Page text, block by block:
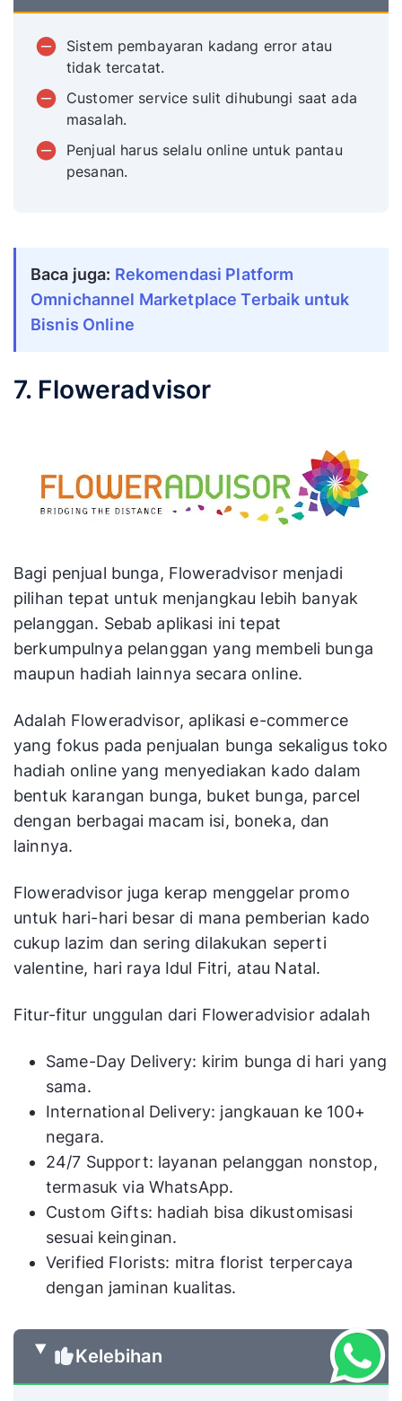
Sistem pembayaran kadang error atau
tidak tercatat.
Customer service sulit dihubungi saat ada
masalah.
Penjual harus selalu online untuk pantau
pesanan.
Baca juga: Rekomendasi Platform
Omnichannel Marketplace Terbaik untuk
Bisnis Online
7. Floweradvisor
Bagi penjual bunga, Floweradvisor menjadi
pilihan tepat untuk menjangkau lebih banyak
pelanggan. Sebab aplikasi ini tepat
berkumpulnya pelanggan yang membeli bunga
maupun hadiah lainnya secara online.
Adalah Floweradvisor, aplikasi e-commerce
yang fokus pada penjualan bunga sekaligus toko
hadiah online yang menyediakan kado dalam
bentuk karangan bunga, buket bunga, parcel
dengan berbagai macam isi, boneka, dan
lainnya.
Floweradvisor juga kerap menggelar promo
untuk hari-hari besar di mana pemberian kado
cukup lazim dan sering dilakukan seperti
valentine, hari raya Idul Fitri, atau Natal.
Fitur-fitur unggulan dari Floweradvisior adalah
Same-Day Delivery: kirim bunga di hari yang
sama.
International Delivery: jangkauan ke 100+
negara.
24/7 Support: layanan pelanggan nonstop,
termasuk via WhatsApp.
Custom Gifts: hadiah bisa dikustomisasi
sesuai keinginan.
Verified Florists: mitra florist terpercaya
dengan jaminan kualitas.
Kelebihan